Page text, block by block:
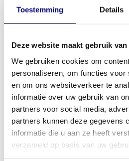
Toestemming Details
Deze website maakt gebruik
We gebruiken cookies om
personaliseren, om functies voor
en om ons websiteverkeer te
informatie over uw gebruik van
partners voor social media,
partners kunnen deze gegevens
informatie die u aan ze heeft
verzameld op basis van uw
Life Fitness Inspire 95R